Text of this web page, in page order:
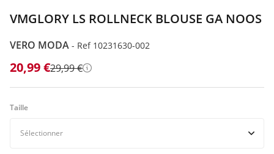
VMGLORY LS ROLLNECK BLOUSE GA NOOS
VERO MODA - Ref 10231630-002
20,99 €29,99 € Détails
Taille